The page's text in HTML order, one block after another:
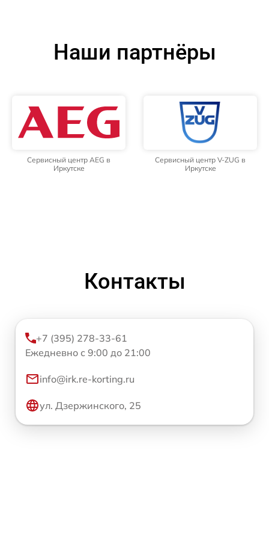
Наши партнёры
Сервисный центр AEG в
Иркутске
Сервисный центр V-ZUG в
Иркутске
Контакты
+7 (395) 278-33-61
Ежедневно с 9:00 до 21:00
info@irk.re-korting.ru
ул. Дзержинского, 25